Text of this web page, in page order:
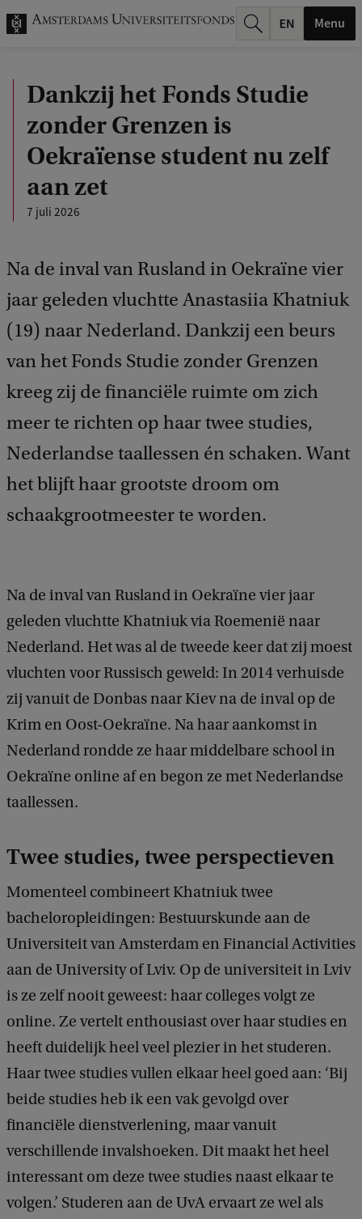
k
Menu
Dankzij het Fonds Studie
zonder Grenzen is
Oekraïense student nu zelf
aan zet
7 juli 2026
Na de inval van Rusland in Oekraïne vier
jaar geleden vluchtte Anastasiia Khatniuk
(19) naar Nederland. Dankzij een beurs
van het Fonds Studie zonder Grenzen
kreeg zij de financiële ruimte om zich
meer te richten op haar twee studies,
Nederlandse taallessen én schaken. Want
het blijft haar grootste droom om
schaakgrootmeester te worden.
Na de inval van Rusland in Oekraïne vier jaar
geleden vluchtte Khatniuk via Roemenië naar
Nederland. Het was al de tweede keer dat zij moest
vluchten voor Russisch geweld: In 2014 verhuisde
zij vanuit de Donbas naar Kiev na de inval op de
Krim en Oost-Oekraïne. Na haar aankomst in
Nederland rondde ze haar middelbare school in
Oekraïne online af en begon ze met Nederlandse
taallessen.
Twee studies, twee perspectieven
Momenteel combineert Khatniuk twee
bacheloropleidingen: Bestuurskunde aan de
Universiteit van Amsterdam en Financial Activities
aan de University of Lviv. Op de universiteit in Lviv
is ze zelf nooit geweest: haar colleges volgt ze
online. Ze vertelt enthousiast over haar studies en
heeft duidelijk heel veel plezier in het studeren.
Haar twee studies vullen elkaar heel goed aan: ‘Bij
beide studies heb ik een vak gevolgd over
financiële dienstverlening, maar vanuit
verschillende invalshoeken. Dit maakt het heel
interessant om deze twee studies naast elkaar te
volgen.’ Studeren aan de UvA ervaart ze wel als